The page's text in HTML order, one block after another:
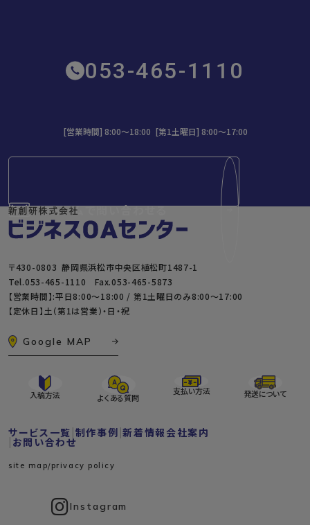
053-465-1110
[営業時間] 8:00～18:00 [第1土曜日] 8:00〜17:00
フォームで問い合わせる
〒430-0803 静岡県浜松市中央区植松町1487-1
Tel.053-465-1110 Fax.053-465-5873
【営業時間】:平日8:00～18:00 / 第1土曜日のみ8:00〜17:00
【定休日】土（第1は営業）・日・祝
Google MAP
入稿方法 よくある質問
支払い方法 発送について
サービス一覧 制作事例 新着情報 会社案内
お問い合わせ
site map privacy policy
Instagram